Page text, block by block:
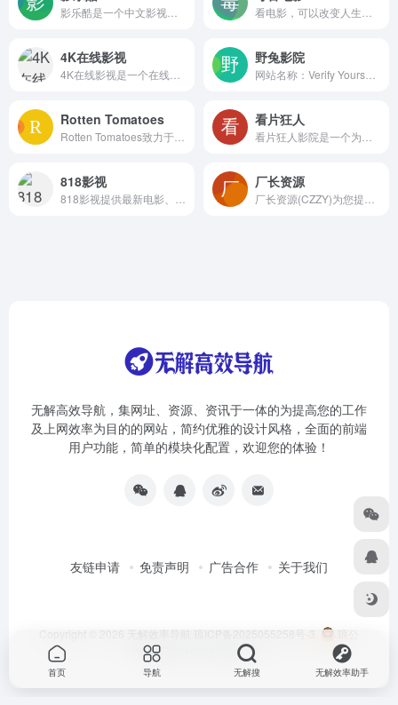
4K在线影视 野兔影院
Rotten Tomatoes 看片狂人
818影视 厂长资源
无解高效导航，集网址、资源、资讯于一体的为提高您的工作
及上网效率为目的的网站，简约优雅的设计风格，全面的前端
用户功能，简单的模块化配置，欢迎您的体验！
友链申请 免责声明 广告合作 关于我们
Copyright © 2026 无解效率导航 琼ICP备2025055258号-3
琼公
网安备46010002000981号
首页 导航 无解搜 无解效率助手